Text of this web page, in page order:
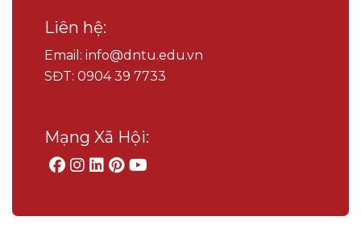
Liên hệ:
Email: info@dntu.edu.vn
SĐT: 0904 39 7733
Mạng Xã Hội: